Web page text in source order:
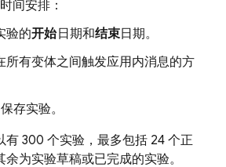
间安排：
验的开始日期和结束日期。
所有变体之间触发应用内消息的方
保存实验。
有 300 个实验，最多包括 24 个正
为实验草稿或已完成的实验。